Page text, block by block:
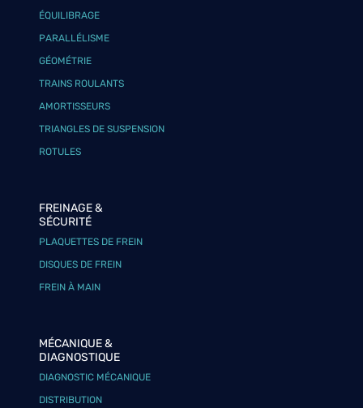
ÉQUILIBRAGE
PARALLÉLISME
GÉOMÉTRIE
TRAINS ROULANTS
AMORTISSEURS
TRIANGLES DE SUSPENSION
ROTULES
FREINAGE &
SÉCURITÉ
PLAQUETTES DE FREIN
DISQUES DE FREIN
FREIN À MAIN
MÉCANIQUE &
DIAGNOSTIQUE
DIAGNOSTIC MÉCANIQUE
DISTRIBUTION